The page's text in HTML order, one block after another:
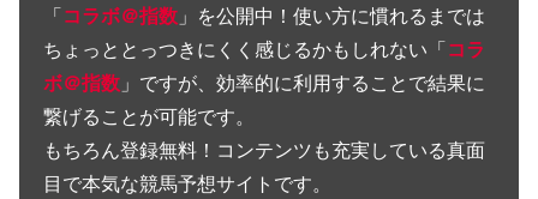
「コラボ＠指数 」を公開中！使い方に慣れるまでは
ちょっととっつきにくく感じるかもしれない「コラ
ボ＠指数 」ですが、効率的に利用することで結果に
繋げることが可能です。
もちろん登録無料！コンテンツも充実している真面
目で本気な競馬予想サイトです。